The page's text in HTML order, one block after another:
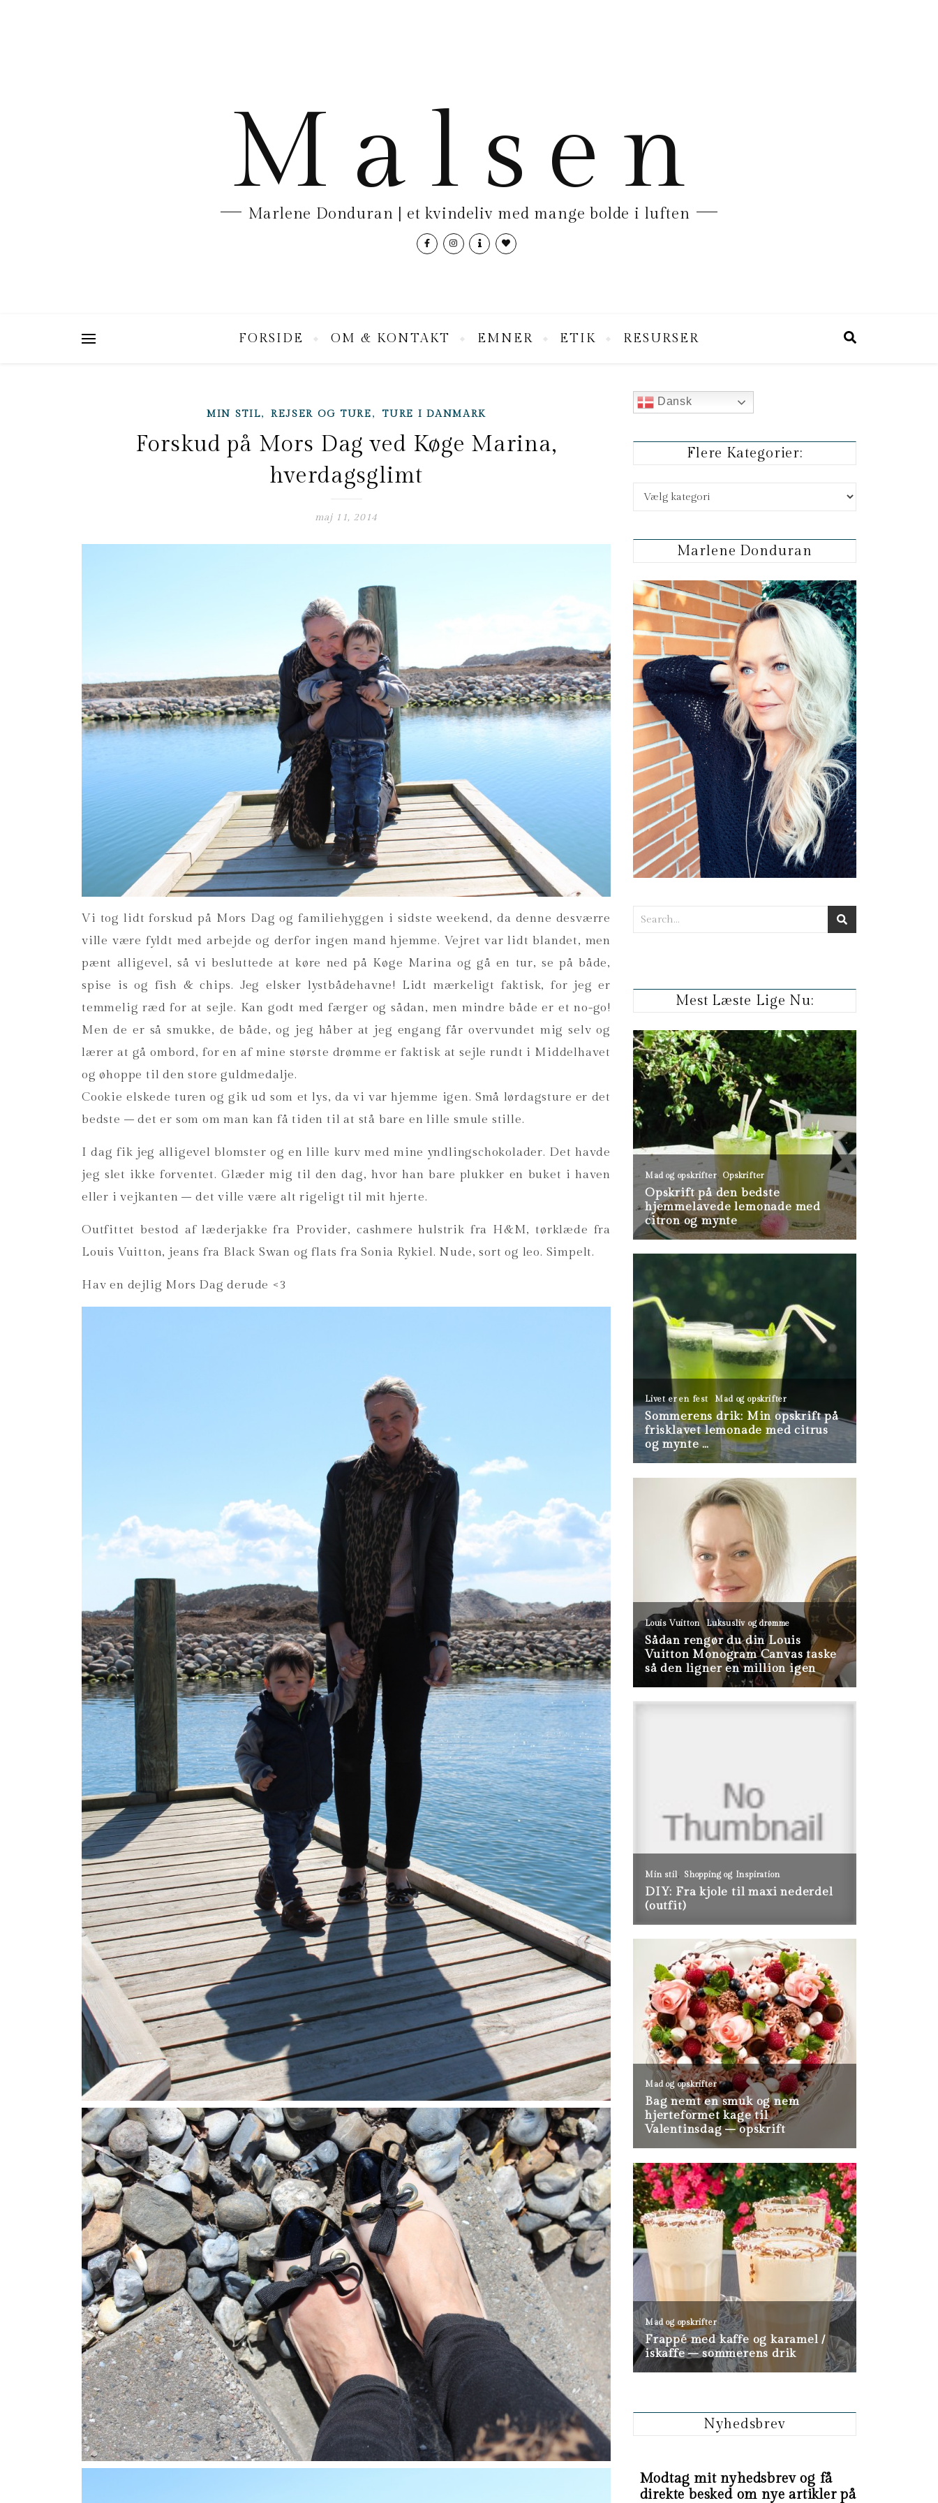
Malsen
Marlene Donduran | et kvindeliv med mange bolde i luften
FORSIDE OM & KONTAKT EMNER ETIK RESURSER
MIN STIL, REJSER OG TURE,TURE I DANMARK
Forskud på Mors Dag ved Køge Marina,
hverdagsglimt
maj 11, 2014
Vi tog lidt forskud på Mors Dag og familiehyggen i sidste weekend, da denne desværre
ville være fyldt med arbejde og derfor ingen mand hjemme. Vejret var lidt blandet, men
pænt alligevel, så vi besluttede at køre ned på Køge Marina og gå en tur, se på både,
spise is og fish & chips. Jeg elsker lystbådehavne! Lidt mærkeligt faktisk, for jeg er
temmelig ræd for at sejle. Kan godt med færger og sådan, men mindre både er et no-go!
Men de er så smukke, de både, og jeg håber at jeg engang får overvundet mig selv og
lærer at gå ombord, for en af mine største drømme er faktisk at sejle rundt i Middelhavet
og øhoppe til den store guldmedalje.
Cookie elskede turen og gik ud som et lys, da vi var hjemme igen. Små lørdagsture er det
bedste – det er som om man kan få tiden til at stå bare en lille smule stille.
I dag fik jeg alligevel blomster og en lille kurv med mine yndlingschokolader. Det havde
jeg slet ikke forventet. Glæder mig til den dag, hvor han bare plukker en buket i haven
eller i vejkanten – det ville være alt rigeligt til mit hjerte.
Outfittet bestod af læderjakke fra Provider, cashmere hulstrik fra H&M, tørklæde fra
Louis Vuitton, jeans fra Black Swan og flats fra Sonia Rykiel. Nude, sort og leo. Simpelt.
Hav en dejlig Mors Dag derude <3
Dansk
Flere Kategorier:
Flere kategorier:
Marlene Donduran
Mest Læste Lige Nu:
Nyhedsbrev
Modtag mit nyhedsbrev og få
direkte besked om nye artikler på